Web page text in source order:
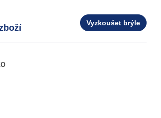
Vyzkoušet brýle